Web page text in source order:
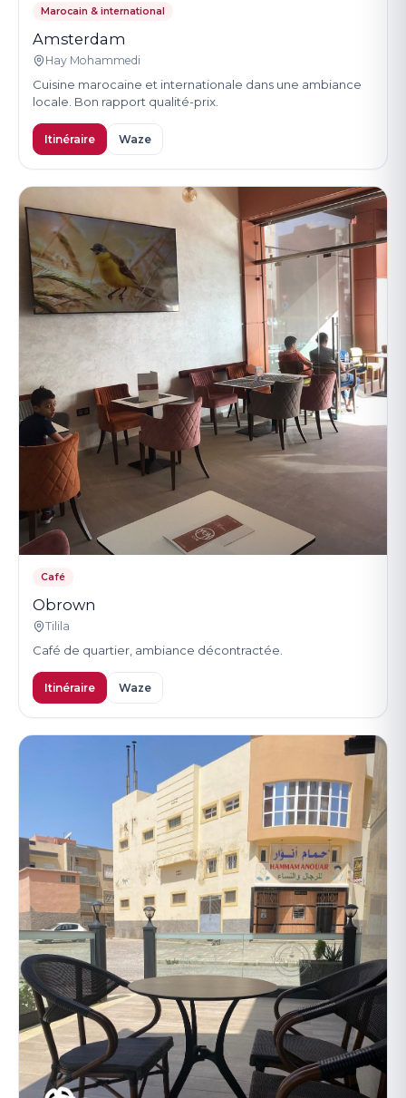
Marocain & international
Amsterdam
Hay Mohammedi
Cuisine marocaine et internationale dans une ambiance
locale. Bon rapport qualité-prix.
Itinéraire Waze
Café
Obrown
Tilila
Café de quartier, ambiance décontractée.
Itinéraire Waze